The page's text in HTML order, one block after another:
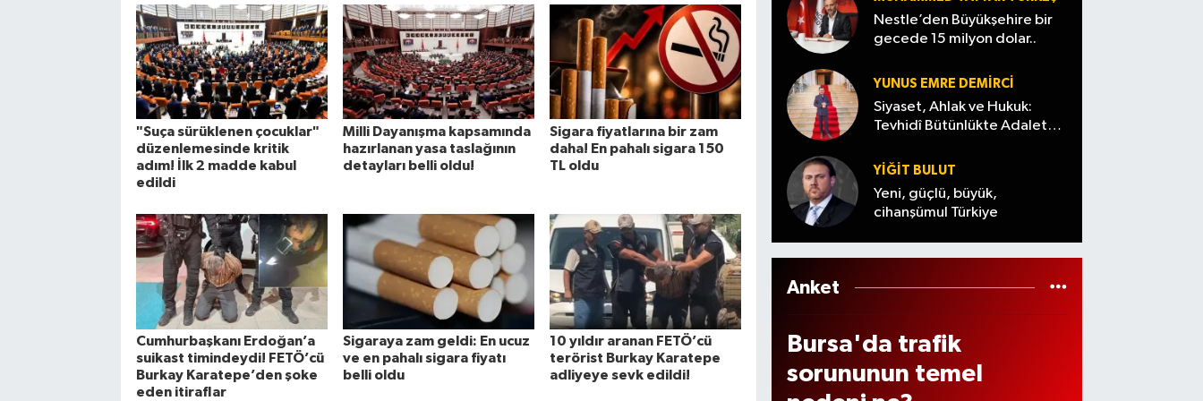
"Suça sürüklenen çocuklar"
düzenlemesinde kritik
adım! İlk 2 madde kabul
edildi
Milli Dayanışma kapsamında
hazırlanan yasa taslağının
detayları belli oldu!
Sigara fiyatlarına bir zam
daha! En pahalı sigara 150
TL oldu
Cumhurbaşkanı Erdoğan’a
suikast timindeydi! FETÖ’cü
Burkay Karatepe’den şoke
eden itiraflar
Sigaraya zam geldi: En ucuz
ve en pahalı sigara fiyatı
belli oldu
10 yıldır aranan FETÖ’cü
terörist Burkay Karatepe
adliyeye sevk edildi!
tarih
belli
oldu
belli
oldu
geçiril
di,
844
kişi
tutukl
andı
lı dev
e
tesisi
geliyo
r
kalbi
Parkı
yenile
niyor
bekle
ntisi!
Tabel
aya
yansıy
acak
mı?
Nestle’den Büyükşehire bir
gecede 15 milyon dolar..
YUNUS EMRE DEMIRCI
Siyaset, Ahlak ve Hukuk:
Tevhidî Bütünlükte Adalet
YİĞİT BULUT
Yeni, güçlü, büyük,
cihanşümul Türkiye
Anket
Bursa'da trafik
sorununun temel